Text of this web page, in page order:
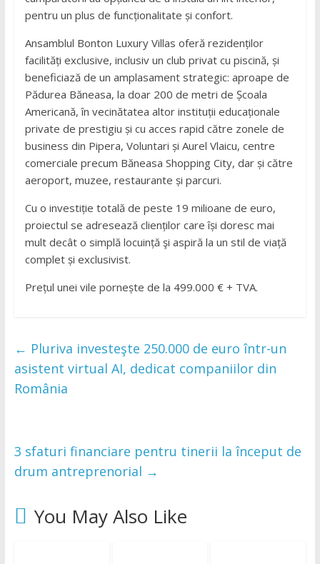
pentru un plus de funcționalitate și confort.
Ansamblul Bonton Luxury Villas oferă rezidenților
facilități exclusive, inclusiv un club privat cu piscină, și
beneficiază de un amplasament strategic: aproape de
Pădurea Băneasa, la doar 200 de metri de Școala
Americană, în vecinătatea altor instituții educaționale
private de prestigiu și cu acces rapid către zonele de
business din Pipera, Voluntari și Aurel Vlaicu, centre
comerciale precum Băneasa Shopping City, dar și către
aeroport, muzee, restaurante și parcuri.
Cu o investiție totală de peste 19 milioane de euro,
proiectul se adresează clienților care își doresc mai
mult decât o simplă locuință şi aspiră la un stil de viață
complet și exclusivist.
Prețul unei vile pornește de la 499.000 € + TVA.
← Pluriva investeşte 250.000 de euro într-un
asistent virtual AI, dedicat companiilor din
România
3 sfaturi financiare pentru tinerii la început de
drum antreprenorial →
You May Also Like